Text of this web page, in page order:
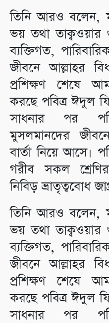
তিনি আরও বলেন,
ভয় তথা তাক্বওয়ার
ব্যক্তিগত,
জীবনে আল্লাহর
প্রশিক্ষণ শেষে
করছে পবিত্র ঈদুল
সাধনার পর
মুসলমানদের
বার্তা নিয়ে আসে।
গরীব সকল
নিবিড় ভ্রাতৃত্ববোধ
তিনি আরও বলেন,
ভয় তথা তাক্বওয়ার
ব্যক্তিগত,
জীবনে আল্লাহর
প্রশিক্ষণ শেষে
করছে পবিত্র ঈদুল
সাধনার পর